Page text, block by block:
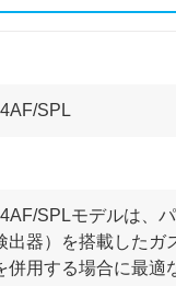
SPL
SPLモデルは、
出器）を搭載したガ
併用する場合に最適